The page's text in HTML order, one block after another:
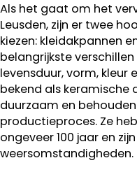
Als het gaat om het
Leusden, zijn er twee
kiezen: kleidakpannen
belangrijkste
levensduur, vorm, kleur
bekend als keramische
duurzaam en
productieproces. Ze
ongeveer 100 jaar en
weersomstandigheden.